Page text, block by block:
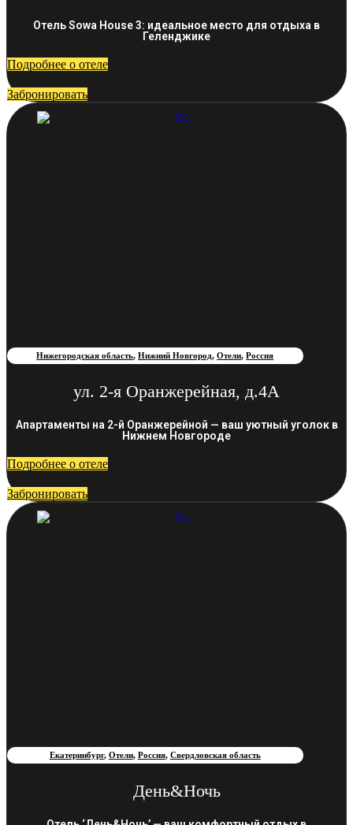
Отель Sowa House 3: идеальное место для отдыха в
Геленджике
Подробнее о отеле
Забронировать
Нижегородская область,Нижний Новгород,Отели,Россия
ул. 2-я Оранжерейная, д.4А
Апартаменты на 2-й Оранжерейной — ваш уютный уголок в
Нижнем Новгороде
Подробнее о отеле
Забронировать
Екатеринбург, Отели, Россия, Свердловская область
День&Ночь